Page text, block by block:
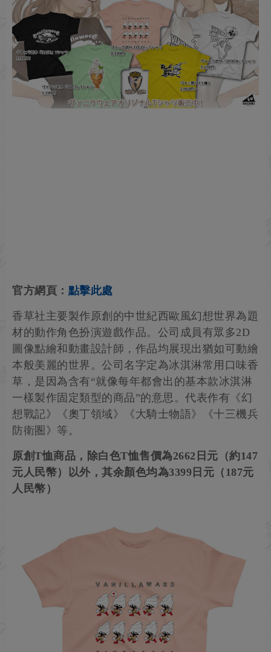
官方網頁： 點擊此處
香草社主要製作原創的中世紀西歐風幻想世界為題
材的動作角色扮演遊戲作品。公司成員有眾多2D
圖像點繪和動畫設計師，作品均展現出猶如可動繪
本般美麗的世界。公司名字定為冰淇淋常用口味香
草，是因為含有“就像每年都會出的基本款冰淇淋
一樣製作固定類型的商品”的意思。代表作有《幻
想戰記》《奧丁領域》《大騎士物語》《十三機兵
防衛圏》等。
原創T恤商品，除白色T恤售價為2662日元（約147
元人民幣）以外，其余顏色均為3399日元（187元
人民幣）